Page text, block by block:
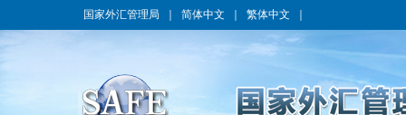
国家外汇管理局 简体中文 繁体中文